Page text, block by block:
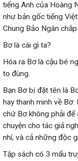
tiếng Anh của Hoàng
như bản gốc tiếng
Chung Bảo Ngân
Bơ là cái gì ta?
Hóa ra Bơ là cậu bé
to đùng.
Bạn Bơ bị đặt tên là
hay thanh minh về
chứ Bơ không phải để
chuyện cho tác giả
nhí, và cả những độc
Tập sách có 3 mẩu